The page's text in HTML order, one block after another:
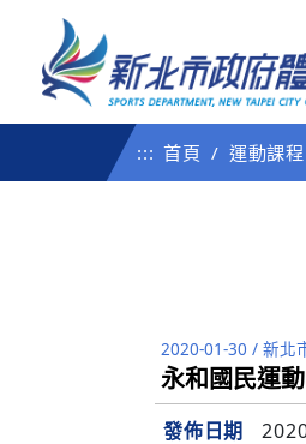
::: 首頁 運動課程
2020-01-30 / 新北
永和國民運
發佈日期